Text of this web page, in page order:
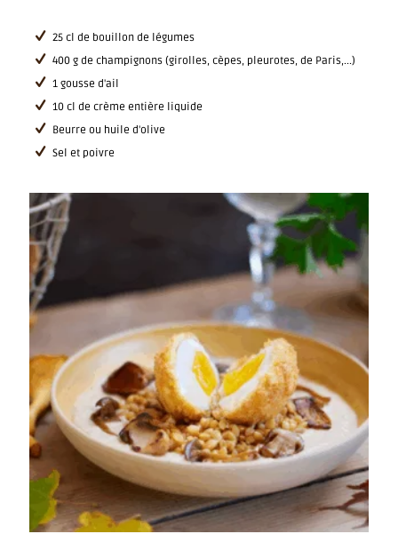
25 cl de bouillon de légumes
400 g de champignons (girolles, cèpes, pleurotes, de Paris,...)
1 gousse d'ail
10 cl de crème entière liquide
Beurre ou huile d'olive
Sel et poivre